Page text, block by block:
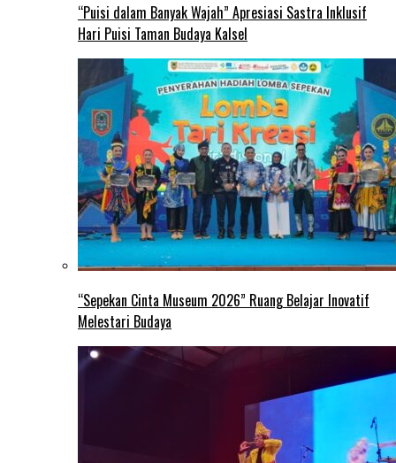
“Puisi dalam Banyak Wajah” Apresiasi Sastra Inklusif
Hari Puisi Taman Budaya Kalsel
“Sepekan Cinta Museum 2026” Ruang Belajar Inovatif
Melestari Budaya